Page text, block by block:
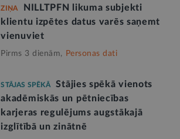
ZIŅA
NILLTPFN likuma subjekti
klientu izpētes datus varēs saņemt
vienuviet
Pirms 3 dienām, Personas dati
STĀJAS SPĒKĀ
Stājies spēkā vienots
akadēmiskās un pētniecības
karjeras regulējums augstākajā
izglītībā un zinātnē